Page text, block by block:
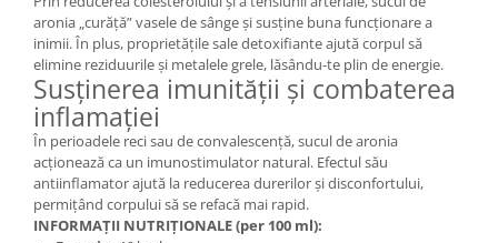
aronia „curăță” vasele de sânge și susține buna funcționare a
inimii. În plus, proprietățile sale detoxifiante ajută corpul să
elimine reziduurile și metalele grele, lăsându-te plin de energie.
Susținerea imunității și combaterea
inflamației
În perioadele reci sau de convalescență, sucul de aronia
acționează ca un imunostimulator natural. Efectul său
antiinflamator ajută la reducerea durerilor și disconfortului,
permițând corpului să se refacă mai rapid.
INFORMAȚII NUTRIȚIONALE (per 100 ml):